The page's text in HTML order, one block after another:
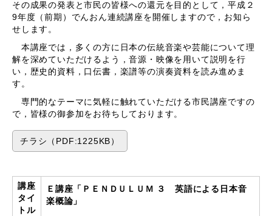
その成果の発表と市民の皆様への還元を目的として，平成２
9年度（前期）でんおん連続講座を開催しますので，お知ら
せします。
本講座では，多くの方に日本の伝統音楽や芸能について理
解を深めていただけるよう，音源・映像を用いて説明を行
い，歴史的資料，口伝書，楽譜等の演奏資料を読み進めま
す。
専門的なテーマに気軽に触れていただける市民講座ですの
で，皆様の御参加をお待ちしております。
チラシ（PDF:1225KB）
講座
タイ
トル
Ｅ講座「ＰＥＮＤＵＬＵＭ ３ 英語による日本音
楽概論」